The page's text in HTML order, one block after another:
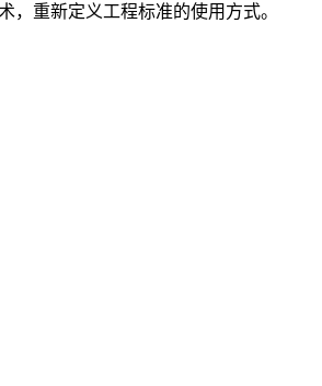
，重新定义工程标准的使用方式。